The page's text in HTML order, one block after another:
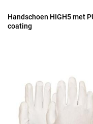
Handschoen HIGH5 met
coating